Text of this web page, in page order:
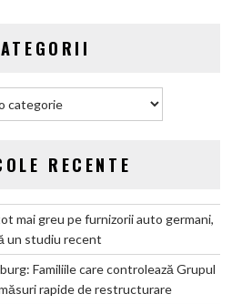
modele
RECENTE
mai greu pe furnizorii auto germani,
un studiu recent
Familiile care controlează Grupul
rapide de restructurare